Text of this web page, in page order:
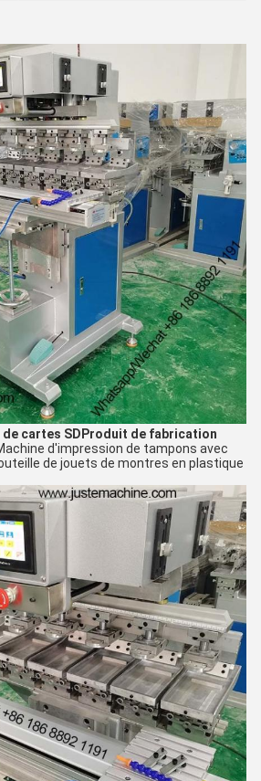
cartes SD Produit de fabrication
d'impression de tampons avec
de jouets de montres en plastique